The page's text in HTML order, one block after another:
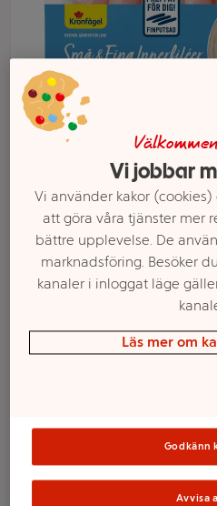
Färsk
Välj butik
Sortimentet kan
Vi jobbar
Vi använder kakor
att göra våra tjänster mer
bättre upplevelse. De
marknadsföring. Besöker
kanaler i inloggat läge
Läs mer om
Godkänn
Avvisa